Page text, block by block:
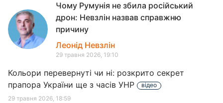
Чому Румунія не збила російський
дрон: Невзлін назвав справжню
причину
Леонід Невзлін
29 травня 2026, 19:10
Кольори перевернуті чи ні: розкрито секрет
прапора України ще з часів УНР
відео
29 травня 2026, 18:59